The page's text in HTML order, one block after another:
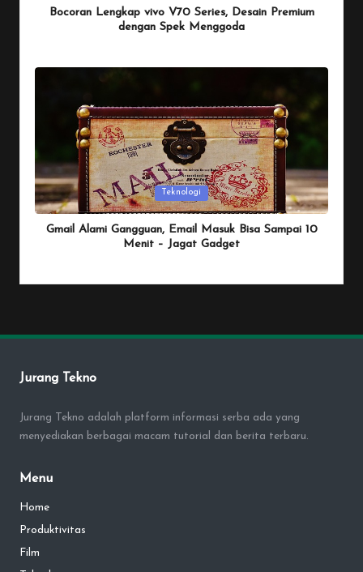
Bocoran Lengkap vivo V70 Series, Desain Premium
dengan Spek Menggoda
Posted
in
Teknologi
Gmail Alami Gangguan, Email Masuk Bisa Sampai 10
Menit – Jagat Gadget
Jurang Tekno
Jurang Tekno adalah platform informasi serba ada yang
menyediakan berbagai macam tutorial dan berita terbaru.
Menu
Home
Produktivitas
Film